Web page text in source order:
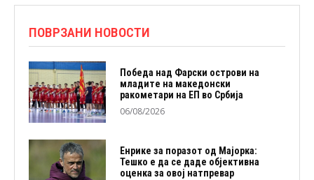
ПОВРЗАНИ НОВОСТИ
Победа над Фарски острови на
младите на македонски
ракометари на ЕП во Србија
06/08/2026
Енрике за поразот од Мајорка:
Тешко е да се даде објективна
оценка за овој натпревар